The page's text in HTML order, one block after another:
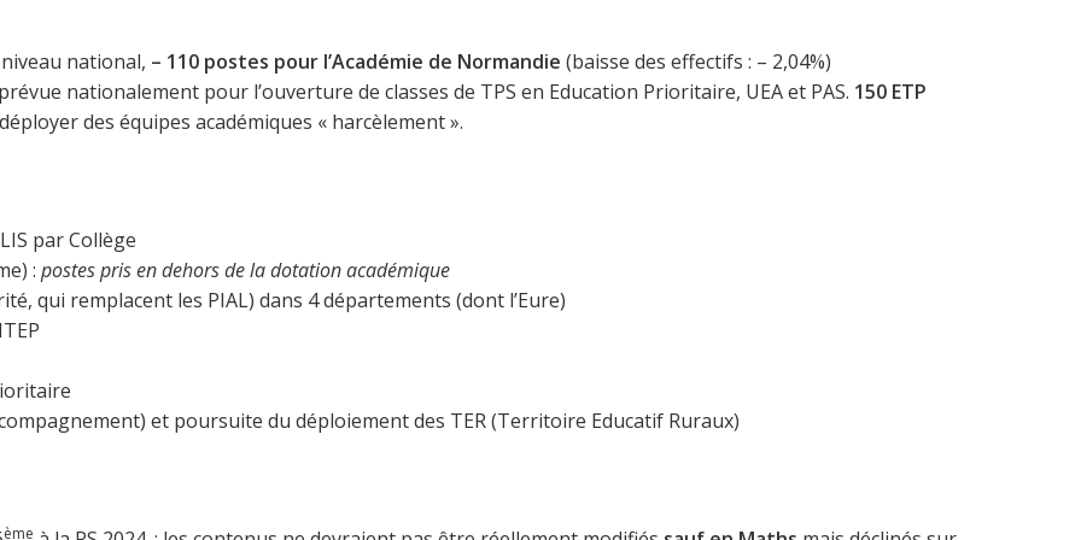
national, – 110 postes pour l’Académie de Normandie (baisse des effectifs : – 2,04%)
nationalement pour l’ouverture de classes de TPS en Education Prioritaire, UEA et PAS. 150 ETP
des équipes académiques « harcèlement ».
par Collège
: postes pris en dehors de la dotation académique
qui remplacent les PIAL) dans 4 départements (dont l’Eure)
et poursuite du déploiement des TER (Territoire Educatif Ruraux)
ème